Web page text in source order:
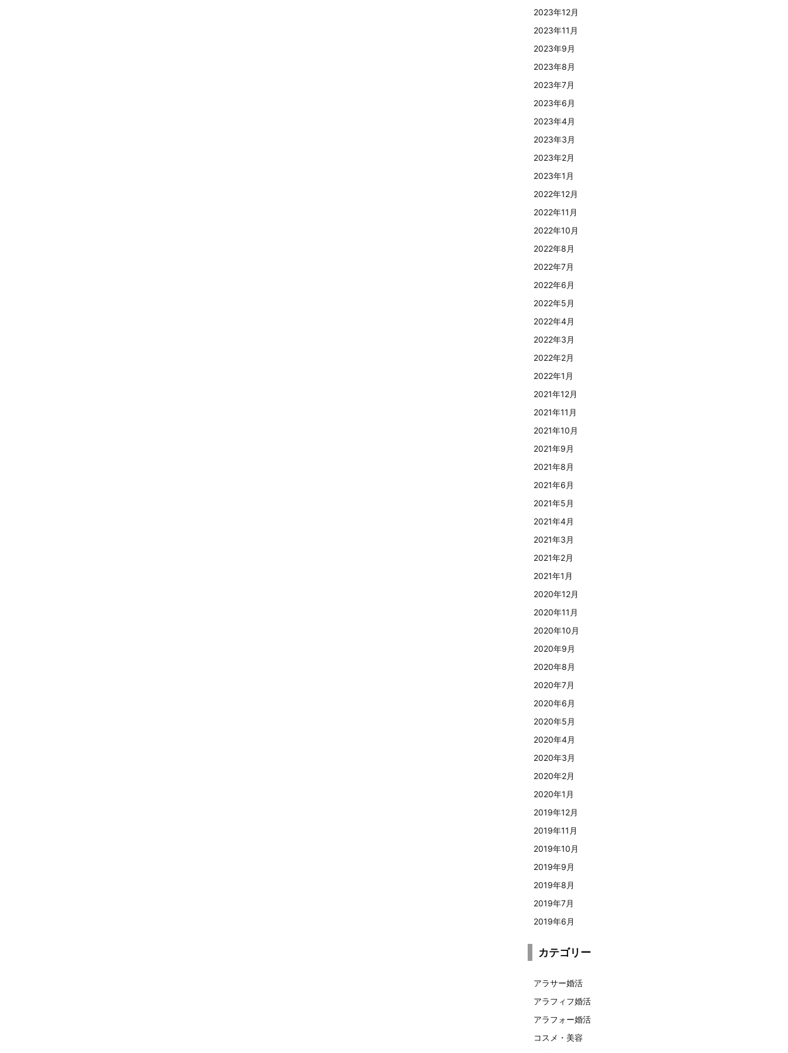
2023年12月
2023年11月
2023年9月
2023年8月
2023年7月
2023年6月
2023年4月
2023年3月
2023年2月
2023年1月
2022年12月
2022年11月
2022年10月
2022年8月
2022年7月
2022年6月
2022年5月
2022年4月
2022年3月
2022年2月
2022年1月
2021年12月
2021年11月
2021年10月
2021年9月
2021年8月
2021年6月
2021年5月
2021年4月
2021年3月
2021年2月
2021年1月
2020年12月
2020年11月
2020年10月
2020年9月
2020年8月
2020年7月
2020年6月
2020年5月
2020年4月
2020年3月
2020年2月
2020年1月
2019年12月
2019年11月
2019年10月
2019年9月
2019年8月
2019年7月
2019年6月
カテゴリー
アラサー婚活
アラフィフ婚活
アラフォー婚活
コスメ・美容